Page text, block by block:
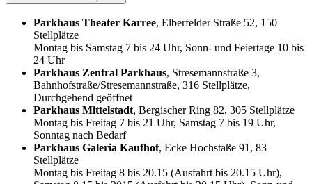
Parkhaus Theater Karree, Elberfelder Straße 52, 150
Stellplätze
Montag bis Samstag 7 bis 24 Uhr, Sonn- und Feiertage 10 bis
24 Uhr
Parkhaus Zentral Parkhaus, Stresemannstraße 3,
Bahnhofstraße/Stresemannstraße, 316 Stellplätze,
Durchgehend geöffnet
Parkhaus Mittelstadt, Bergischer Ring 82, 305 Stellplätze
Montag bis Freitag 7 bis 21 Uhr, Samstag 7 bis 19 Uhr,
Sonntag nach Bedarf
Parkhaus Galeria Kaufhof, Ecke Hochstaße 91, 83
Stellplätze
Montag bis Freitag 8 bis 20.15 (Ausfahrt bis 20.15 Uhr),